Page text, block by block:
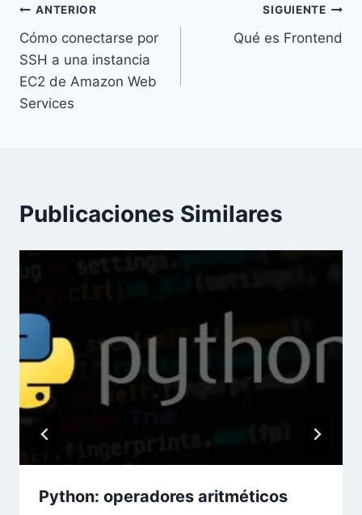
Navegación
de
entradas
ANTERIOR
Cómo conectarse por
SSH a una instancia
EC2 de Amazon Web
Services
SIGUIENTE
Qué es Frontend
Publicaciones Similares
Python: operadores aritméticos